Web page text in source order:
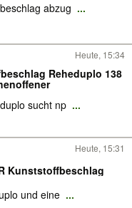
abzug ...
Heute, 15:34
Reheduplo 138
sucht np ...
Heute, 15:31
Kunststoffbeschlag
und eine ...